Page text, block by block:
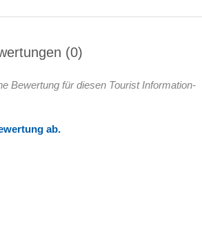
0
Bewertung für diesen Tourist Information-
ab.